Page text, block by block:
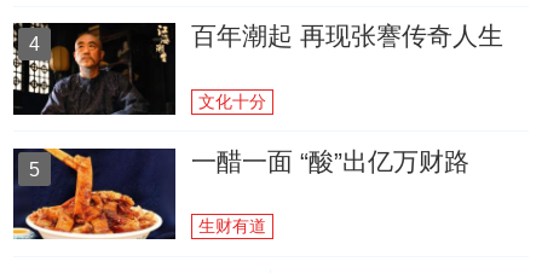
4 百年潮起 再现张謇传奇人生
文化十分
5 一醋一面 “酸”出亿万财路
生财有道